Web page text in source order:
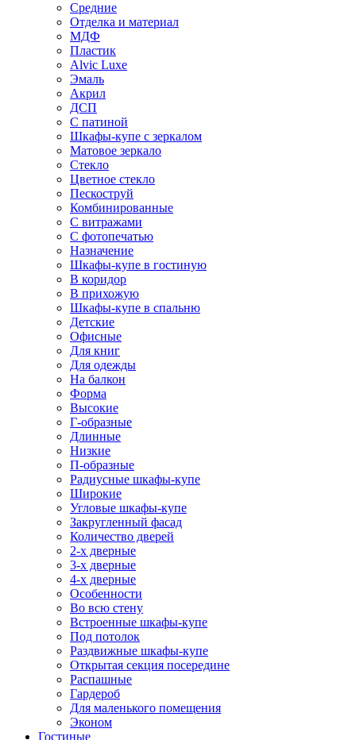
Средние
Отделка и материал
МДФ
Пластик
Alvic Luxe
Эмаль
Акрил
ДСП
С патиной
Шкафы-купе с зеркалом
Матовое зеркало
Стекло
Цветное стекло
Пескоструй
Комбинированные
С витражами
С фотопечатью
Назначение
Шкафы-купе в гостиную
В коридор
В прихожую
Шкафы-купе в спальню
Детские
Офисные
Для книг
Для одежды
На балкон
Форма
Высокие
Г-образные
Длинные
Низкие
П-образные
Радиусные шкафы-купе
Широкие
Угловые шкафы-купе
Закругленный фасад
Количество дверей
2-х дверные
3-х дверные
4-х дверные
Особенности
Во всю стену
Встроенные шкафы-купе
Под потолок
Раздвижные шкафы-купе
Открытая секция посередине
Распашные
Гардероб
Для маленького помещения
Эконом
Гостиные